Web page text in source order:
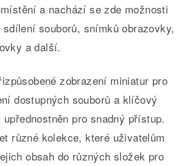
a nachází se zde možnosti
souborů, snímků obrazovky,
a další.
zobrazení miniatur pro
dostupných souborů a klíčový
pro snadný přístup.
různé kolekce, které uživatelům
obsah do různých složek pro